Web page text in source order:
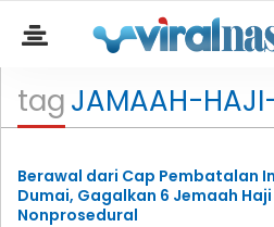
tagJAMAAH-
Berawal dari Cap Pembatalan
Dumai, Gagalkan 6 Jemaah Haji
Nonprosedural